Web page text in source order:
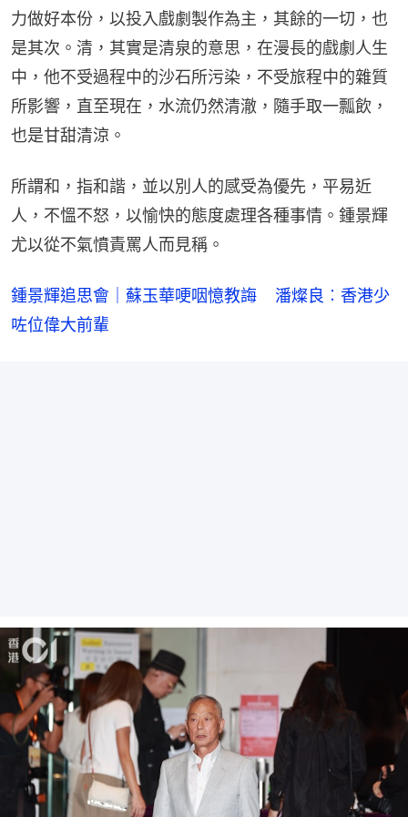
力做好本份，以投入戲劇製作為主，其餘的一切，也
是其次。清，其實是清泉的意思，在漫長的戲劇人生
中，他不受過程中的沙石所污染，不受旅程中的雜質
所影響，直至現在，水流仍然清澈，隨手取一瓢飲，
也是甘甜清涼。
所謂和，指和諧，並以別人的感受為優先，平易近
人，不慍不怒，以愉快的態度處理各種事情。鍾景輝
尤以從不氣憤責罵人而見稱。
鍾景輝追思會｜蘇玉華哽咽憶教誨    潘燦良︰香港少
咗位偉大前輩